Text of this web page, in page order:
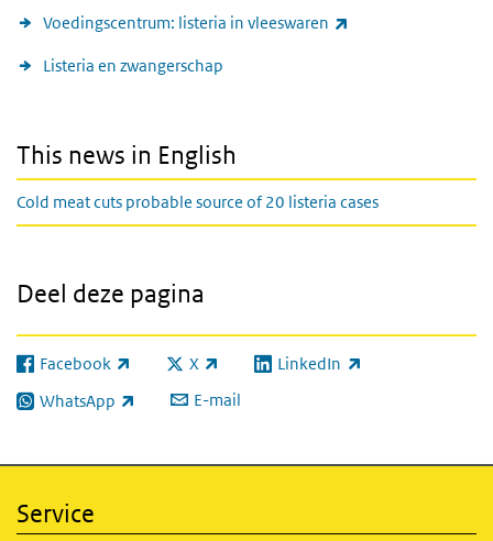
Voedingscentrum: listeria in vleeswaren
Listeria en zwangerschap
This news in English
Cold meat cuts probable source of 20 listeria cases
Deel deze pagina
Facebook
(externe link) X
(externe link) LinkedIn
(externe link)
WhatsApp
(externe link) E-mail
Service